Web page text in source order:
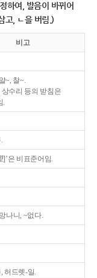
하여, 발음이 바뀌어
고, ㄴ을 버림.)
비고
~, 찰~.
상수리 등의 받침은
.
]’은 비표준어임.
나니, ~없다.
허드렛-일.